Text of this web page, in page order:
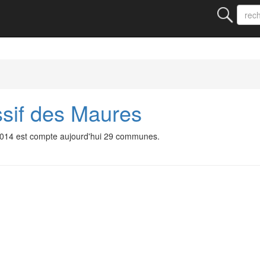
des Maures
est compte aujourd'hui 29 communes.